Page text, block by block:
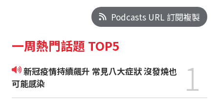
Podcasts URL 訂閱複製
一周熱門話題 TOP5
新冠疫情持續飆升 常見八大症狀 沒發燒也
可能感染
1